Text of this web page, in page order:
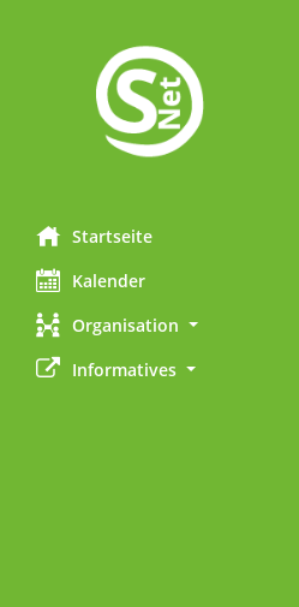
Startseite
Kalender
Organisation
Informatives